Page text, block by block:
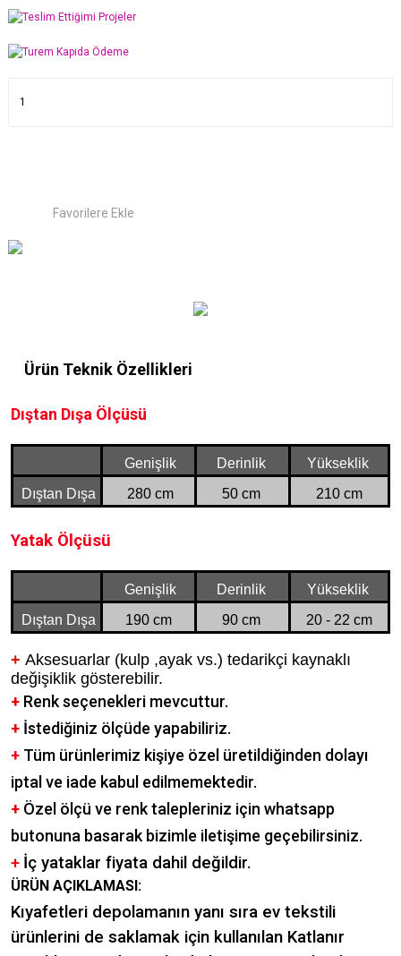
Ürün Teknik Özellikleri
Dıştan Dışa Ölçüsü
Genişlik Derinlik
Yükseklik
Dıştan Dışa
280 cm 50 cm 210 cm
Yatak Ölçüsü
Genişlik Derinlik
Yükseklik
Dıştan Dışa
190 cm 90 cm 20 - 22 cm
+ Aksesuarlar (kulp ,ayak vs.) tedarikçi kaynaklı
değişiklik gösterebilir.
+ Renk seçenekleri mevcuttur.
+ İstediğiniz ölçüde yapabiliriz.
+ Tüm ürünlerimiz kişiye özel üretildiğinden dolayı
iptal ve iade kabul edilmemektedir.
+ Özel ölçü ve renk talepleriniz için whatsapp
butonuna basarak bizimle iletişime geçebilirsiniz.
+ İç yataklar fiyata dahil değildir.
ÜRÜN AÇIKLAMASI:
Kıyafetleri depolamanın yanı sıra ev tekstili
ürünlerini de saklamak için kullanılan Katlanır